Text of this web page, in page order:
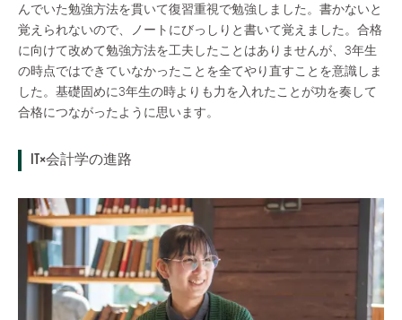
んでいた勉強方法を貫いて復習重視で勉強しました。書かないと
覚えられないので、ノートにびっしりと書いて覚えました。合格
に向けて改めて勉強方法を工夫したことはありませんが、3年生
の時点ではできていなかったことを全てやり直すことを意識しま
した。基礎固めに3年生の時よりも力を入れたことが功を奏して
合格につながったように思います。
IT×会計学の進路